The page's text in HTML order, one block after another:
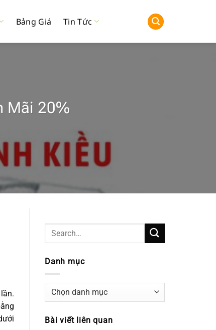
Bảng Giá Tin Tức
Mãi 20%
Danh mục
Danh
mục
Bài viết liên quan